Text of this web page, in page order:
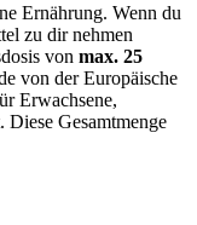
Ernährung. Wenn du
zu dir nehmen
von max. 25
von der Europäische
Erwachsene,
Diese Gesamtmenge